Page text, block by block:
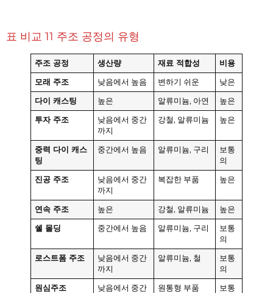
표 비교 11 주조 공정의 유형
주조 공정 생산량 재료 적합성 비용
모래 주조 낮음에서 높음 변하기 쉬운 낮은
다이 캐스팅 높은 알류미늄, 아연 높은
투자 주조
낮음에서 중간
까지
강철, 알류미늄 높은
중력 다이 캐스
팅
중간에서 높음 알류미늄, 구리
보통
의
진공 주조
낮음에서 중간
까지
복잡한 부품 높은
연속 주조 높은 강철, 알류미늄 높은
쉘 몰딩 중간에서 높음 알류미늄, 구리
보통
의
로스트폼 주조
낮음에서 중간
까지
알류미늄, 철
보통
의
원심주조
낮음에서 중간
원통형 부품
보통